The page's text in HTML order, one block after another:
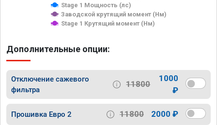
Stage 1 Мощность (лс)
Заводской крутящий момент (Нм)
Stage 1 Крутящий момент (Нм)
Дополнительные опции:
Отключение сажевого
фильтра
11800
1000
₽
Прошивка Евро 2 11800 2000 ₽